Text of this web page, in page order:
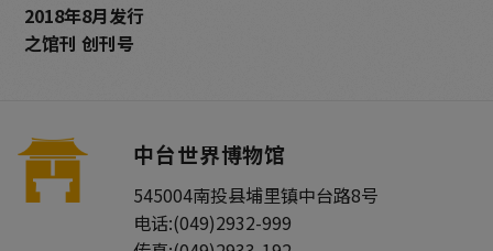
2018年8月发行
之馆刊 创刊号
中台世界博物馆
545004南投县埔里镇中台路8号
电话:(049)2932-999